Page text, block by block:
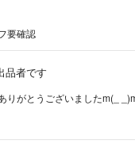
要確認
品者です
りがとうございましたm(_